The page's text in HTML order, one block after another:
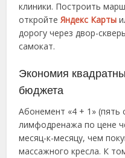
клиники. Построить
откройтеЯндекс Карты
дорогу через двор-
самокат.
Экономия
бюджета
Абонемент «4 + 1» (пять
лимфодренажа по цене
месяц-к-месяцу, чем
массажного кресла. К